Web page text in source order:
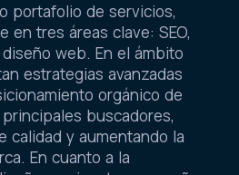
portafolio de servicios,
en tres áreas clave: SEO,
web. En el ámbito
estrategias avanzadas
orgánico de
buscadores,
calidad y aumentando la
En cuanto a la